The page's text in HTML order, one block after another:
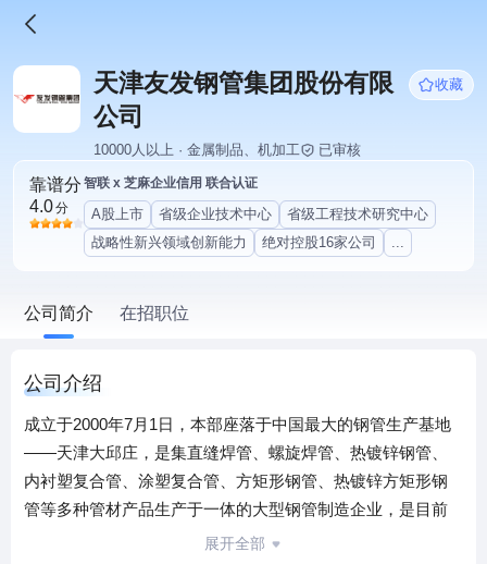
天津友发钢管集团股份有限
公司
收藏
10000人以上 · 金属制品、机加工 已审核
靠谱分
4.0分
智联 x 芝麻企业信用 联合认证
A股上市 省级企业技术中心
省级工程技术研究中心
战略性新兴领域创新能力
绝对控股16家公司 ...
公司简介 在招职位
公司介绍
成立于2000年7月1日，本部座落于中国最大的钢管生产基地
——天津大邱庄，是集直缝焊管、螺旋焊管、热镀锌钢管、
内衬塑复合管、涂塑复合管、方矩形钢管、热镀锌方矩形钢
管等多种管材产品生产于一体的大型钢管制造企业，是目前
中国乃至全球唯一一家千万吨级焊接钢管制造企业。
展开全部